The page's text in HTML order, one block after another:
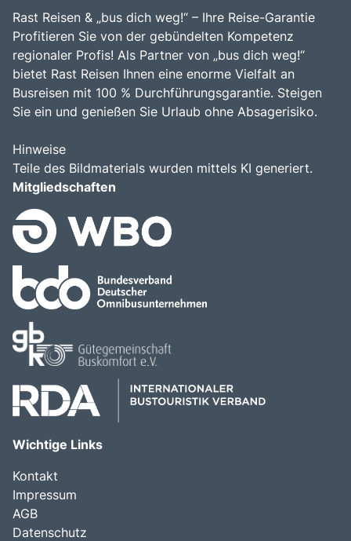
Rast Reisen & „bus dich weg!“ – Ihre Reise-Garantie
Profitieren Sie von der gebündelten Kompetenz
regionaler Profis! Als Partner von „bus dich weg!“
bietet Rast Reisen Ihnen eine enorme Vielfalt an
Busreisen mit 100 % Durchführungsgarantie. Steigen
Sie ein und genießen Sie Urlaub ohne Absagerisiko.
Hinweise
Teile des Bildmaterials wurden mittels KI generiert.
Mitgliedschaften
Wichtige Links
Kontakt
Impressum
AGB
Datenschutz